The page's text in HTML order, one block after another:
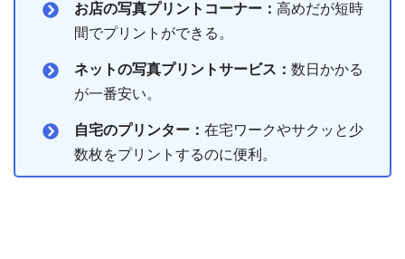
お店の写真プリントコーナー：高めだが短時
間でプリントができる。
ネットの写真プリントサービス：数日かかる
が一番安い。
自宅のプリンター：在宅ワークやサクッと少
数枚をプリントするのに便利。